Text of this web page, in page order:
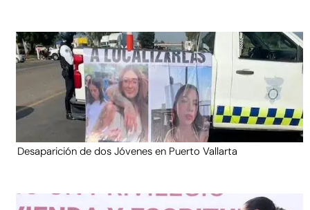
Desaparición de dos Jóvenes en Puerto Vallarta